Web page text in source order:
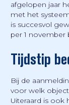
afgelopen jaar
met het
is succesvol
per 1
Tijdstip
Bij de
voor welk
Uiteraard is ook